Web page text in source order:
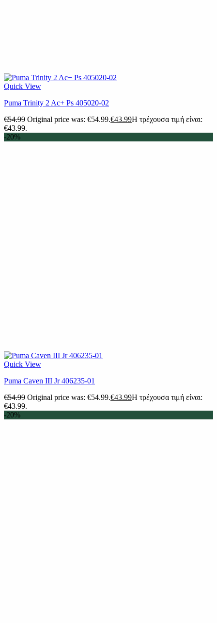
Quick View
Puma Trinity 2 Ac+ Ps 405020-02
€54.99 Original price was: €54.99.€43.99Η τρέχουσα τιμή είναι:
€43.99.
-20%
Quick View
Puma Caven III Jr 406235-01
€54.99 Original price was: €54.99.€43.99Η τρέχουσα τιμή είναι:
€43.99.
-20%